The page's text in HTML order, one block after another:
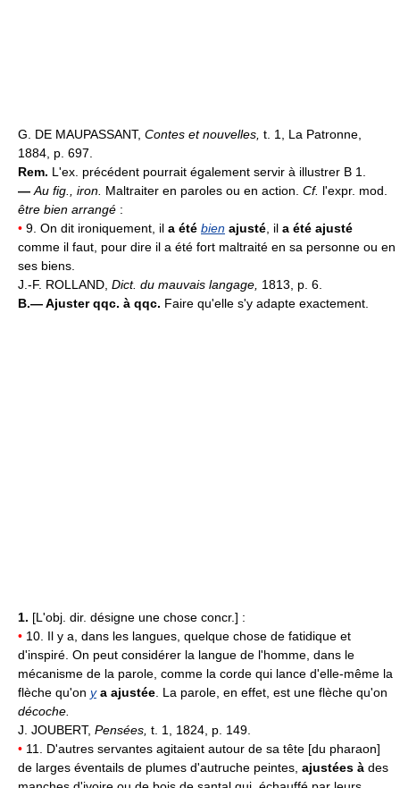
G. DE MAUPASSANT, Contes et nouvelles, t. 1, La Patronne,
1884, p. 697.
Rem. L'ex. précédent pourrait également servir à illustrer B 1.
— Au fig., iron. Maltraiter en paroles ou en action. Cf. l'expr. mod.
être bien arrangé :
• 9. On dit ironiquement, il a été bien ajusté , il a été ajusté
comme il faut, pour dire il a été fort maltraité en sa personne ou en
ses biens.
J.-F. ROLLAND, Dict. du mauvais langage, 1813, p. 6.
B.—Ajuster qqc. à qqc. Faire qu'elle s'y adapte exactement.
1. [L'obj. dir. désigne une chose concr.] :
• 10. Il y a, dans les langues, quelque chose de fatidique et
d'inspiré. On peut considérer la langue de l'homme, dans le
mécanisme de la parole, comme la corde qui lance d'elle-même la
flèche qu'on y a ajustée . La parole, en effet, est une flèche qu'on
décoche.
J. JOUBERT, Pensées, t. 1, 1824, p. 149.
• 11. D'autres servantes agitaient autour de sa tête [du pharaon]
de larges éventails de plumes d'autruche peintes, ajustées à des